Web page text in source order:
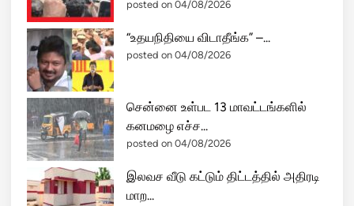
ர
ப
பு
posted on 04/08/2026
“உதயநிதியை விடாதீங்க” –...
posted on 04/08/2026
சென்னை உள்பட 13 மாவட்டங்களில்
கனமழை எச்ச...
posted on 04/08/2026
இலவச வீடு கட்டும் திட்டத்தில் அதிரடி
மாற...